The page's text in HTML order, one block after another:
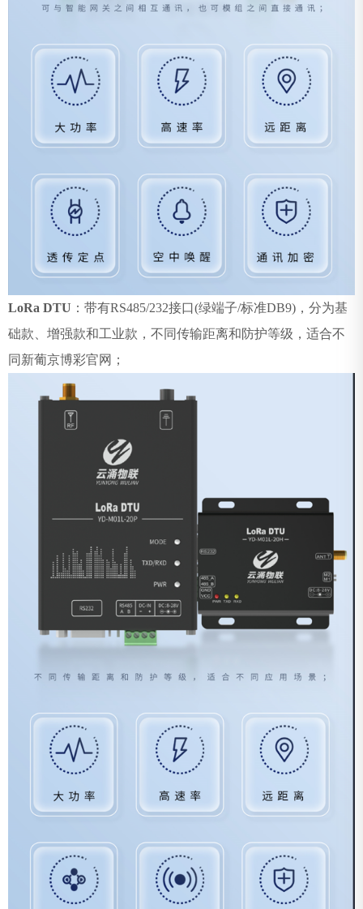
LoRa DTU ：带有RS485/232接口(绿端子/标准DB9) ，分为基
础款、增强款和工业款，不同传输距离和防护等级，适合不
同新葡京博彩官网；